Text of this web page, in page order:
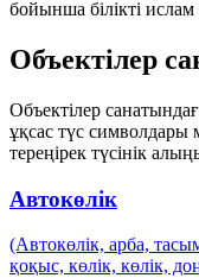
бойынша білікті
Объектілер
Объектілер
ұқсас түс
тереңірек түсінік
Автокөлік
(Автокөлік, арба,
қоқыс, көлік, көлік,